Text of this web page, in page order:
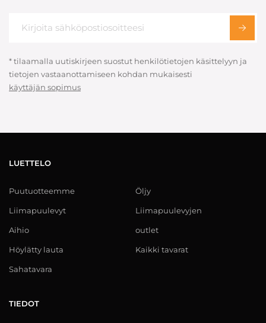
* tilaamalla uutiskirjeen suostut henkilötietojen käsittelyyn ja
tietojen vastaanottamiseen kohdan mukaisesti
käyttäjän sopimus
LUETTELO
Puutuotteemme
Liimapuulevyt
Aihio
Höylätty lauta
Sahatavara
Öljy
Liimapuulevyjen
outlet
Kaikki tavarat
TIEDOT